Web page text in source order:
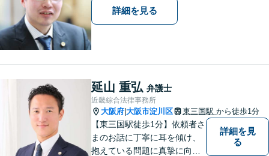
詳細を見る
延山 重弘 弁護士
近畿綜合法律事務所
大阪府 大阪市淀川区 東三国駅 から徒歩1分
【東三国駅徒歩1分】依頼者さ
まのお話に丁寧に耳を傾け、
抱えている問題に真摯に向き
詳細を見
る